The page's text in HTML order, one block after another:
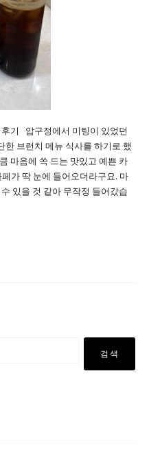
기 압구정에서 미팅이 있었던
한 브런치 메뉴 식사를 하기로 했
마음에 쏙 드는 맛있고 예쁜 카
가 딱 눈에 들어오더라구요. 마
있을 것 같아 무작정 들어갔습
검색